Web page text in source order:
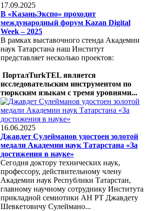
17.09.2025
В «КазаньЭкспо» проходит
международный форум Kazan Digital
Week – 2025
В рамках выставочного стенда Академии
наук Татарстана наш Институт
представляет несколько проектов:
ПорталTurkTEL является
исследовательским инструментом по
тюркским языкам с тремя уровнями...
16.06.2025
Джавдет Сулейманов удостоен золотой
медали Академии наук Татарстана «За
достижения в науке»
Сегодня доктору технических наук,
профессору, действительному члену
Академии наук Республики Татарстан,
главному научному сотруднику Института
прикладной семиотики АН РТ Джавдету
Шевкетовичу Сулеймано...